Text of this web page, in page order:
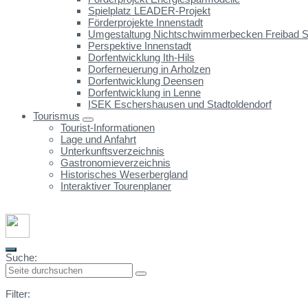
Spielplatz LEADER-Projekt
Förderprojekte Innenstadt
Umgestaltung Nichtschwimmerbecken Freibad
Perspektive Innenstadt
Dorfentwicklung Ith-Hils
Dorferneuerung in Arholzen
Dorfentwicklung Deensen
Dorfentwicklung in Lenne
ISEK Eschershausen und Stadtoldendorf
Tourismus
Tourist-Informationen
Lage und Anfahrt
Unterkunftsverzeichnis
Gastronomieverzeichnis
Historisches Weserbergland
Interaktiver Tourenplaner
Suche:
Filter: